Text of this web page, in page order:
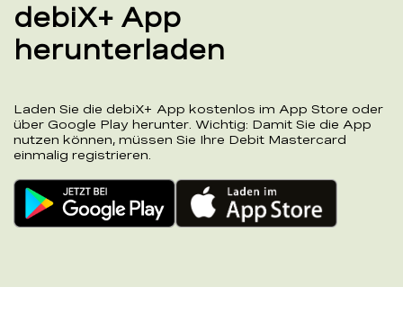
debiX+ App
herunterladen
Laden Sie die debiX+ App kostenlos im App Store oder
über Google Play herunter. Wichtig: Damit Sie die App
nutzen können, müssen Sie Ihre Debit Mastercard
einmalig registrieren.